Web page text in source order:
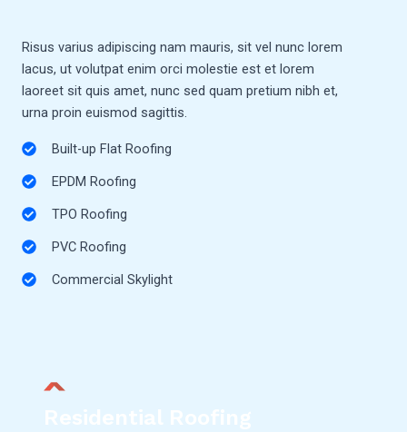
Risus varius adipiscing nam mauris, sit vel nunc lorem
lacus, ut volutpat enim orci molestie est et lorem
laoreet sit quis amet, nunc sed quam pretium nibh et,
urna proin euismod sagittis.
Built-up Flat Roofing
EPDM Roofing
TPO Roofing
PVC Roofing
Commercial Skylight
Residential Roofing